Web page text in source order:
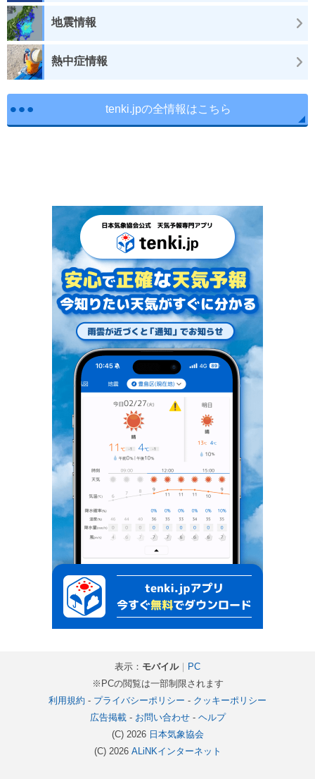
地震情報
熱中症情報
tenki.jpの全情報はこちら
表示： モバイル｜ PC
※PCの閲覧は一部制限されます
利用規約 - プライバシーポリシー - クッキーポリシー
広告掲載- お問い合わせ- ヘルプ
(C) 2026 日本気象協会
(C) 2026 ALiNKインターネット